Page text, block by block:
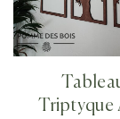
Triptyque